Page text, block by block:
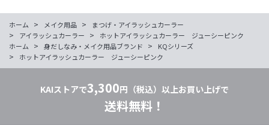
ホーム > メイク用品 > まつげ・アイラッシュカーラー
> アイラッシュカーラー >
ホットアイラッシュカーラー ジューシーピンク
ホーム
> 身だしなみ・メイク用品ブランド > KQシリーズ
> ホットアイラッシュカーラー ジューシーピンク
KAIストアで3,300円（税込）以上お買い上げで
送料無料！